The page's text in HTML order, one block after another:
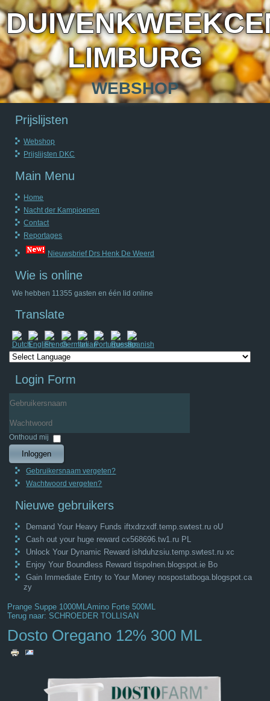
LIMBURG
WEBSHOP
Prijslijsten
Webshop
Prijslijsten DKC
Main Menu
Home
Nacht der Kampioenen
Contact
Reportages
Nieuwsbrief Drs Henk De Weerd
Wie is online
We hebben 11355 gasten en één lid online
Translate
Login Form
Wachtwoord
Onthoud mij
Inloggen
Gebruikersnaam vergeten?
Wachtwoord vergeten?
Nieuwe gebruikers
Demand Your Heavy Funds iftxdrzxdf.temp.swtest.ru oU
Cash out your huge reward cx568696.tw1.ru PL
Unlock Your Dynamic Reward ishduhzsiu.temp.swtest.ru xc
Enjoy Your Boundless Reward tispolnen.blogspot.ie Bo
Gain Immediate Entry to Your Money nospostatboga.blogspot.ca
zy
Prange Suppe 1000MLAmino Forte 500ML
Terug naar: SCHROEDER TOLLISAN
Dosto Oregano 12% 300 ML